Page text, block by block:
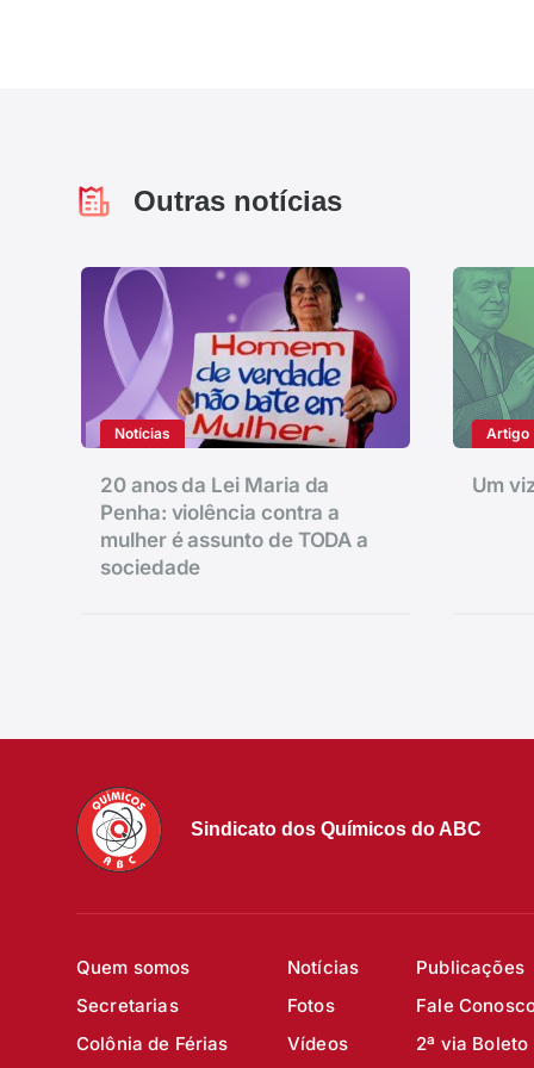
Outras notícias
Notícias
20 anos da Lei Maria da
Penha: violência contra a
mulher é assunto de TODA a
sociedade
Artigo
Um
Sindicato dos Químicos do ABC
Quem somos Notícias
Publicações
Secretarias
Fotos
Fale
Colônia de Férias
Vídeos 2ª via Boleto